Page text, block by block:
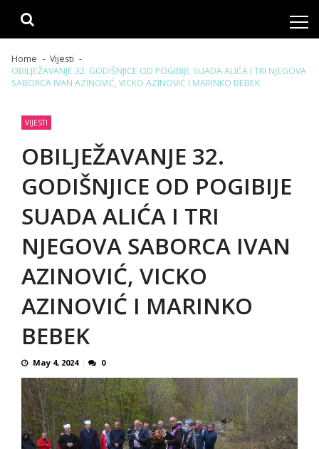
Home
Vijesti
OBILJEŽAVANJE 32. GODIŠNJICE OD POGIBIJE SUADA ALIĆA I TRI NJEGOVA
SABORCA IVAN AZINOVIĆ, VICKO AZINOVIĆ I MARINKO BEBEK
VIJESTI
OBILJEŽAVANJE 32.
GODIŠNJICE OD POGIBIJE
SUADA ALIĆA I TRI
NJEGOVA SABORCA IVAN
AZINOVIĆ, VICKO
AZINOVIĆ I MARINKO
BEBEK
May 4, 2024 0